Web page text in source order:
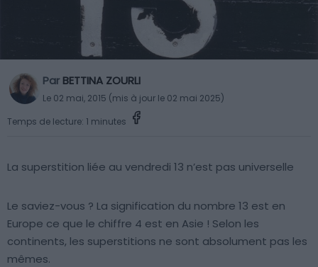
Par BETTINA ZOURLI
Le 02 mai, 2015 (mis à jour le 02 mai 2025)
Temps de lecture: 1 minutes
La superstition liée au vendredi 13 n’est pas universelle
Le saviez-vous ? La signification du nombre 13 est en
Europe ce que le chiffre 4 est en Asie ! Selon les
continents, les superstitions ne sont absolument pas les
mêmes.